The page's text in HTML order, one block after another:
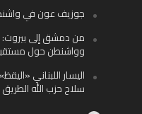
جوزيف عون في
من دمشق إلى بيروت:
وواشنطن حول
اليسار اللبناني
سلاح حزب الله